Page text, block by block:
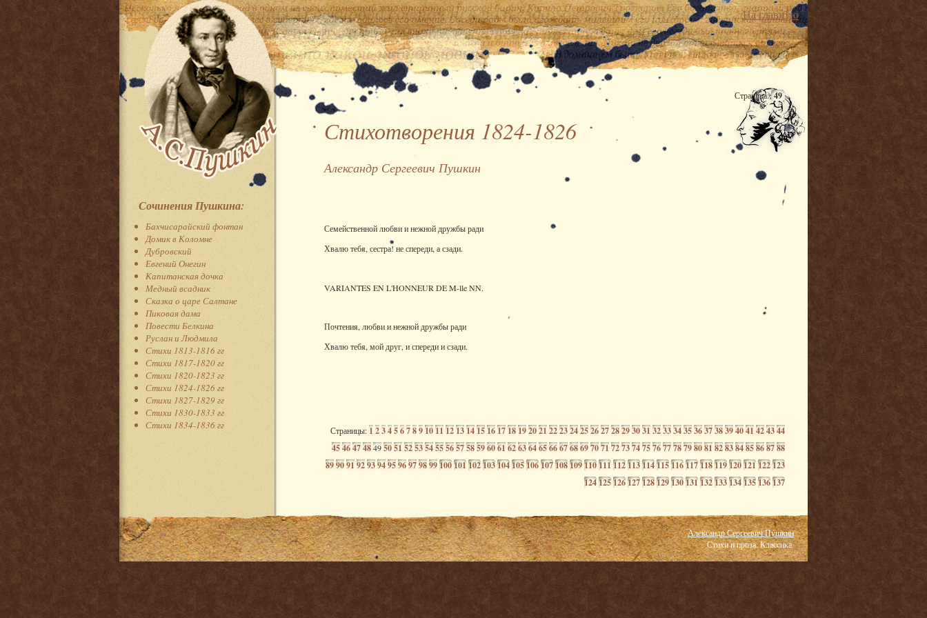
Сочинения Пушкина:
Бахчисарайский фонтан
Домик в Коломне
Дубровский
Евгений Онегин
Капитанская дочка
Медный всадник
Сказка о царе Салтане
Пиковая дама
Повести Белкина
Руслан и Людмила
Стихи 1813-1816 гг
Стихи 1817-1820 гг
Стихи 1820-1823 гг
Стихи 1824-1826 гг
Стихи 1827-1829 гг
Стихи 1830-1833 гг
Стихи 1834-1836 гг
На главную
Страница: 49
Стихотворения 1824-1826
Александр Сергеевич Пушкин
Семейственной любви и нежной дружбы ради
Хвалю тебя, сестра! не спереди, а сзади.
VARIANTES EN L'HONNEUR DE M-lle NN.
Почтения, любви и нежной дружбы ради
Хвалю тебя, мой друг, и спереди и сзади.
Страницы:1 234567891011121314151617181920212223242526272829303132333435363738394041424344
4546474849505152535455565758596061626364656667686970717273747576777879808182838485868788
8990919293949596979899100101102103104105106107108109110111112113114115116117118119120121122123
124125126127128129130131132133134135136137
Александр Сергеевич Пушкин
Стихи и проза. Классика.